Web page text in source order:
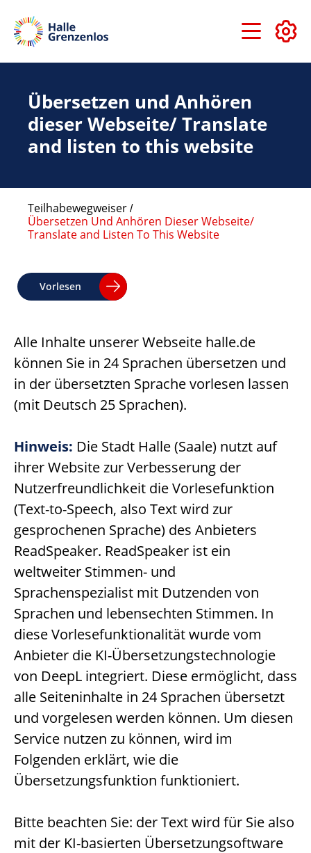
zum
Inhalt
Übersetzen und Anhören
dieser Webseite/ Translate
and listen to this website
Pfadnavigation
Teilhabewegweiser
Übersetzen Und Anhören Dieser Webseite/
Translate and Listen To This Website
Vorlesen
Alle Inhalte unserer Webseite halle.de
können Sie in 24 Sprachen übersetzen und
in der übersetzten Sprache vorlesen lassen
(mit Deutsch 25 Sprachen).
Hinweis: Die Stadt Halle (Saale) nutzt auf
ihrer Website zur Verbesserung der
Nutzerfreundlichkeit die Vorlesefunktion
(Text-to-Speech, also Text wird zur
gesprochenen Sprache) des Anbieters
ReadSpeaker. ReadSpeaker ist ein
weltweiter Stimmen- und
Sprachenspezialist mit Dutzenden von
Sprachen und lebensechten Stimmen. In
diese Vorlesefunktionalität wurde vom
Anbieter die KI-Übersetzungstechnologie
von DeepL integriert. Diese ermöglicht, dass
alle Seiteninhalte in 24 Sprachen übersetzt
und vorgelesen werden können. Um diesen
Service nutzen zu können, wird im
Folgenden erklärt, wie die
Übersetzungsfunktion funktioniert.
Bitte beachten Sie: der Text wird für Sie also
mit der KI-basierten Übersetzungsoftware